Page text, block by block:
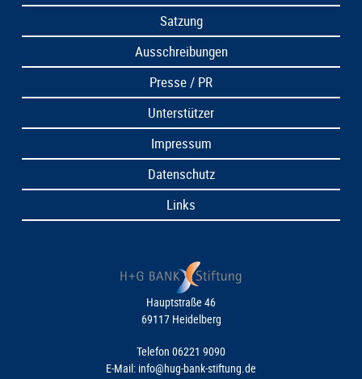
Satzung
Ausschreibungen
Presse / PR
Unterstützer
Impressum
Datenschutz
Links
Hauptstraße 46
69117 Heidelberg
Telefon 06221 9090
E-Mail: info@hug-bank-stiftung.de